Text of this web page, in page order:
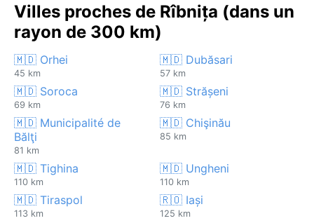
Villes proches de Rîbnița (dans un
rayon de 300 km)
🇲🇩 Orhei
45 km
🇲🇩 Dubăsari
57 km
🇲🇩 Soroca
69 km
🇲🇩 Strășeni
76 km
🇲🇩 Municipalité de
Bălţi
81 km
🇲🇩 Chişinău
85 km
🇲🇩 Tighina
110 km
🇲🇩 Ungheni
110 km
🇲🇩 Tiraspol
113 km
🇷🇴 Iași
125 km